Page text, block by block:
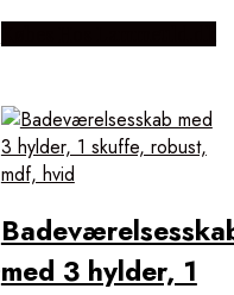
med 3 hylder, 1